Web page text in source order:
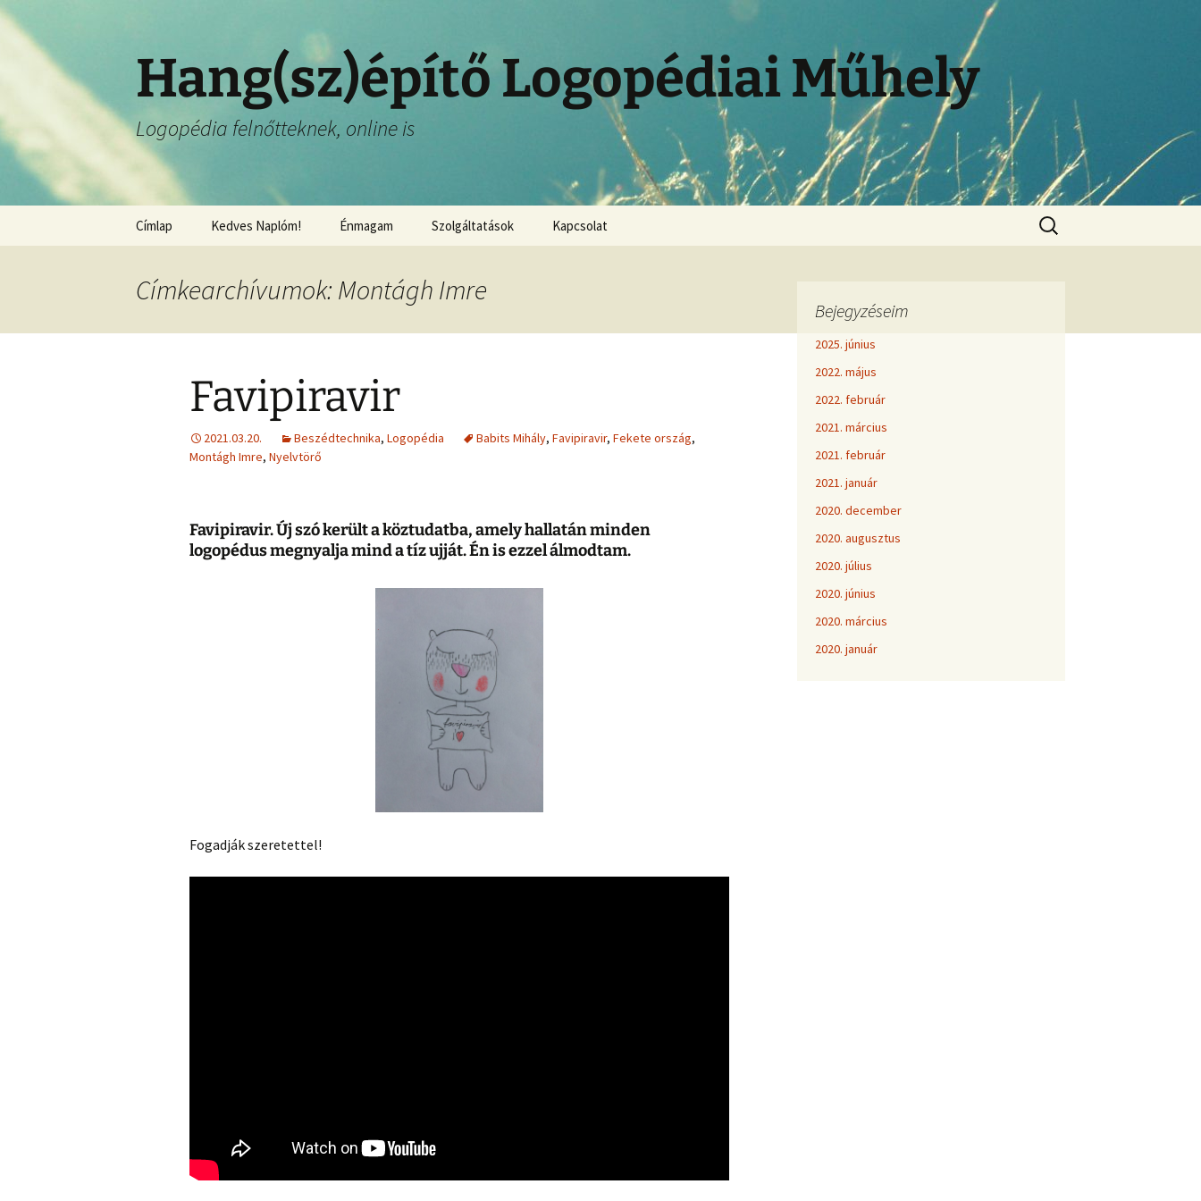
Hang(sz)építő Logopédiai Műhely
Logopédia felnőtteknek, online is
Címlap Kedves Naplóm! Énmagam Szolgáltatások Kapcsolat
Címkearchívumok: Montágh Imre
Favipiravir
2021.03.20. Beszédtechnika, Logopédia Babits Mihály, Favipiravir, Fekete ország,
Montágh Imre, Nyelvtörő
Favipiravir. Új szó került a köztudatba, amely hallatán minden
logopédus megnyalja mind a tíz ujját. Én is ezzel álmodtam.
Fogadják szeretettel!
Bejegyzéseim
2025. június
2022. május
2022. február
2021. március
2021. február
2021. január
2020. december
2020. augusztus
2020. július
2020. június
2020. március
2020. január